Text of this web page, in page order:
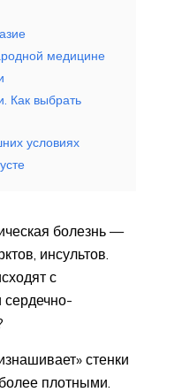
медицине
Как выбрать
условиях
болезнь —
инсультов.
с
сердечно-
стенки
плотными.